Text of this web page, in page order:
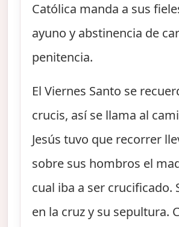
Católica manda a sus
ayuno y abstinencia de
penitencia.
El Viernes Santo se
crucis, así se llama al
Jesús tuvo que recorrer
sobre sus hombros el
cual iba a ser crucificado.
en la cruz y su sepultura.